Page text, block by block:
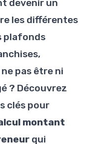
devenir un
les différentes
plafonds
pas être ni
? Découvrez
clés pour
montant
qui